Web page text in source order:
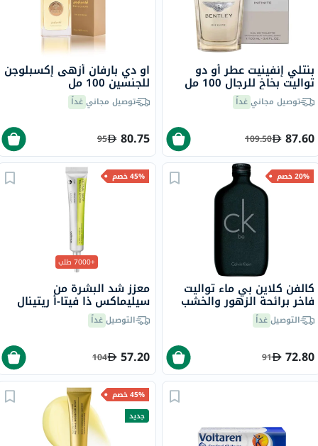
بنتلي إنفينيت عطر أو دو
تواليت بخاخ للرجال 100 مل
توصيل مجانيغداً
87.60
109.50
او دي بارفان أزهى إكسبلوجن
للجنسين 100 مل
توصيل مجانيغداً
80.75
95
20% خصم
كالفن كلاين بي ماء تواليت
فاخر برائحة الزهور والخشب
100 ملالتوصيلغداً
72.80
91
45% خصم
+7000 طلب
معزز شد البشرة من
سيليماكس ذا فيتا-أ ريتينال
شوت، 15 مل
التوصيلغداً
57.20
104
45% خصم
جديد